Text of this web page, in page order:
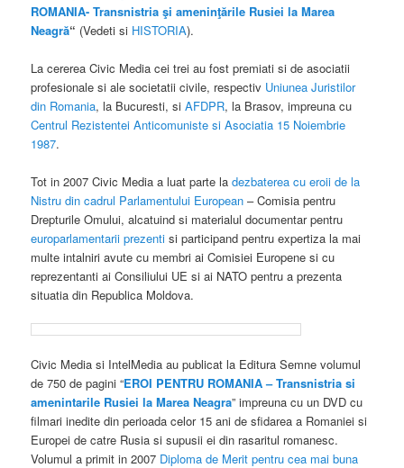
ROMANIA- Transnistria şi ameninţările Rusiei la Marea
Neagră“ (Vedeti si HISTORIA).
La cererea Civic Media cei trei au fost premiati si de asociatii
profesionale si ale societatii civile, respectiv Uniunea Juristilor
din Romania, la Bucuresti, siAFDPR, la Brasov, impreuna cu
Centrul Rezistentei Anticomuniste si Asociatia 15 Noiembrie
1987.
Tot in 2007 Civic Media a luat parte ladezbaterea cu eroii de la
Nistru din cadrul Parlamentului European– Comisia pentru
Drepturile Omului, alcatuind si materialul documentar pentru
europarlamentarii prezentisi participand pentru expertiza la mai
multe intalniri avute cu membri ai Comisiei Europene si cu
reprezentanti ai Consiliului UE si ai NATO pentru a prezenta
situatia din Republica Moldova.
Civic Media si IntelMedia au publicat la Editura Semne volumul
de 750 de pagini “EROI PENTRU ROMANIA – Transnistria si
amenintarile Rusiei la Marea Neagra” impreuna cu un DVD cu
filmari inedite din perioada celor 15 ani de sfidarea a Romaniei si
Europei de catre Rusia si supusii ei din rasaritul romanesc.
Volumul a primit in 2007 Diploma de Merit pentru cea mai buna